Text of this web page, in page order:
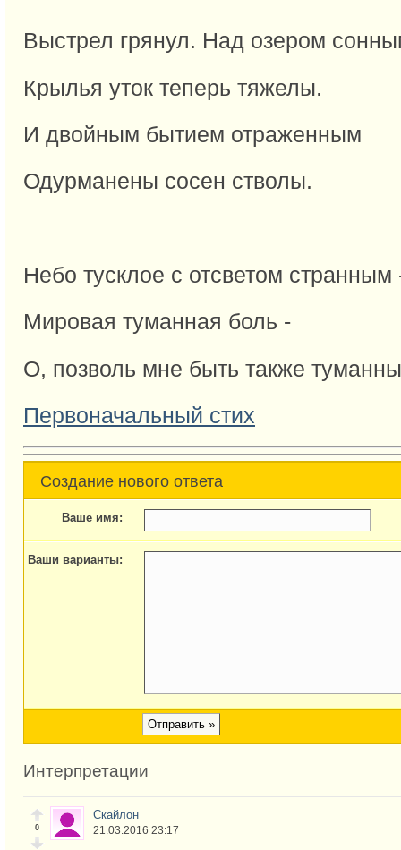
Выстрел грянул. Над озером
Крылья уток теперь тяжелы.
И двойным бытием отраженным
Одурманены сосен стволы.
Небо тусклое с отсветом странным
Мировая туманная боль -
О, позволь мне быть также
Первоначальный стих
Создание нового ответа
Ваше имя:
Ваши варианты:
Интерпретации
0
Скайлон
21.03.2016 23:17